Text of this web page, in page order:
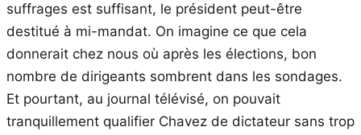
suffrages est suffisant, le président peut-être
destitué à mi-mandat. On imagine ce que cela
donnerait chez nous où après les élections, bon
nombre de dirigeants sombrent dans les sondages.
Et pourtant, au journal télévisé, on pouvait
tranquillement qualifier Chavez de dictateur sans trop